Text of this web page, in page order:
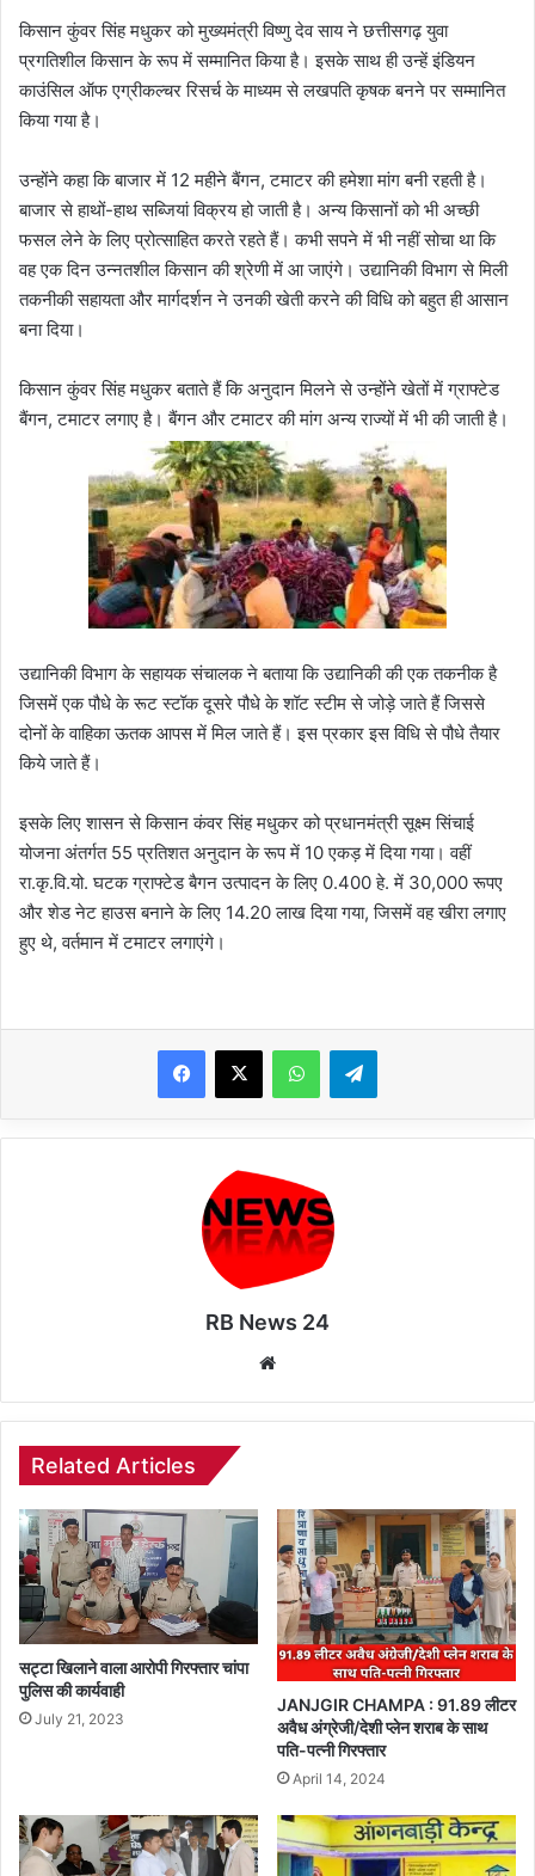
किसान कुंवर सिंह मधुकर को मुख्यमंत्री विष्णु देव साय ने छत्तीसगढ़ युवा
प्रगतिशील किसान के रूप में सम्मानित किया है। इसके साथ ही उन्हें इंडियन
काउंसिल ऑफ एग्रीकल्चर रिसर्च के माध्यम से लखपति कृषक बनने पर सम्मानित
किया गया है।
उन्होंने कहा कि बाजार में 12 महीने बैंगन, टमाटर की हमेशा मांग बनी रहती है।
बाजार से हाथों-हाथ सब्जियां विक्रय हो जाती है। अन्य किसानों को भी अच्छी
फसल लेने के लिए प्रोत्साहित करते रहते हैं। कभी सपने में भी नहीं सोचा था कि
वह एक दिन उन्नतशील किसान की श्रेणी में आ जाएंगे। उद्यानिकी विभाग से मिली
तकनीकी सहायता और मार्गदर्शन ने उनकी खेती करने की विधि को बहुत ही आसान
बना दिया।
किसान कुंवर सिंह मधुकर बताते हैं कि अनुदान मिलने से उन्होंने खेतों में ग्राफ्टेड
बैंगन, टमाटर लगाए है। बैंगन और टमाटर की मांग अन्य राज्यों में भी की जाती है।
उद्यानिकी विभाग के सहायक संचालक ने बताया कि उद्यानिकी की एक तकनीक है
जिसमें एक पौधे के रूट स्टॉक दूसरे पौधे के शॉट स्टीम से जोड़े जाते हैं जिससे
दोनों के वाहिका ऊतक आपस में मिल जाते हैं। इस प्रकार इस विधि से पौधे तैयार
किये जाते हैं।
इसके लिए शासन से किसान कंवर सिंह मधुकर को प्रधानमंत्री सूक्ष्म सिंचाई
योजना अंतर्गत 55 प्रतिशत अनुदान के रूप में 10 एकड़ में दिया गया। वहीं
रा.कृ.वि.यो. घटक ग्राफ्टेड बैगन उत्पादन के लिए 0.400 हे. में 30,000 रूपए
और शेड नेट हाउस बनाने के लिए 14.20 लाख दिया गया, जिसमें वह खीरा लगाए
हुए थे, वर्तमान में टमाटर लगाएंगे।
WhatsAppTelegram
RB News 24
Related Articles
सट्टा खिलाने वाला आरोपी गिरफ्तार चांपा
पुलिस की कार्यवाही
July 21, 2023
JANJGIR CHAMPA : 91.89 लीटर
अवैध अंग्रेजी/देशी प्लेन शराब के साथ
पति-पत्नी गिरफ्तार
April 14, 2024